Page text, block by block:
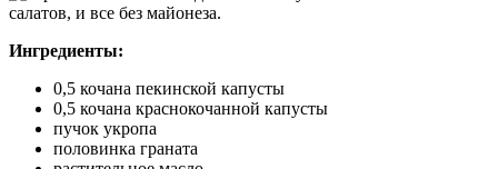
Ингредиенты:
0,5 кочана пекинской капусты
0,5 кочана краснокочанной капусты
пучок укропа
половинка граната